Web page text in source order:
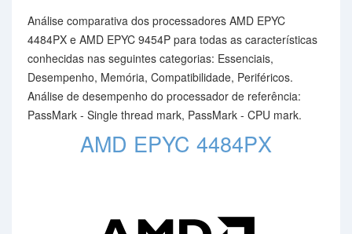
Análise comparativa dos processadores AMD EPYC
4484PX e AMD EPYC 9454P para todas as características
conhecidas nas seguintes categorias: Essenciais,
Desempenho, Memória, Compatibilidade, Periféricos.
Análise de desempenho do processador de referência:
PassMark - Single thread mark, PassMark - CPU mark.
AMD EPYC 4484PX